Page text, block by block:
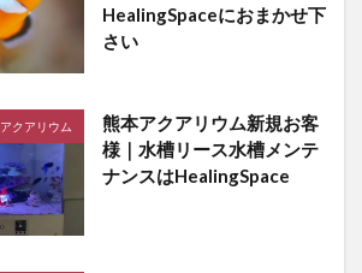
HealingSpaceにおまかせ下
さい
アクアリウム
熊本アクアリウム新規お客
様｜水槽リース水槽メンテ
ナンスはHealingSpace